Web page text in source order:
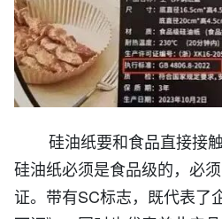
硅油纸要和食品直接接
硅油纸必须是食品级的，必
证。带有SC标志，既代表了